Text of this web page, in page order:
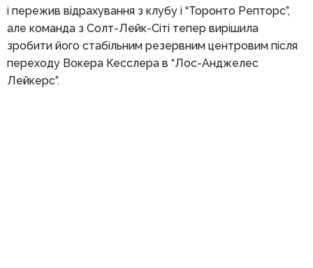
і пережив відрахування з клубу і “Торонто Репторс”,
але команда з Солт-Лейк-Сіті тепер вирішила
зробити його стабільним резервним центровим після
переходу Вокера Кесслера в “Лос-Анджелес
Лейкерс”.